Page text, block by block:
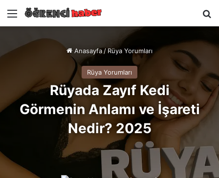
Menü
Anasayfa / Rüya Yorumları
Rüya Yorumları
Rüyada Zayıf Kedi
Görmenin Anlamı ve İşareti
Nedir? 2025